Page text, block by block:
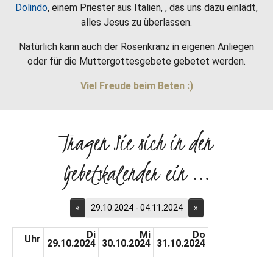
Dolindo, einem Priester aus Italien, , das uns dazu einlädt,
alles Jesus zu überlassen.
Natürlich kann auch der Rosenkranz in eigenen Anliegen
oder für die Muttergottesgebete gebetet werden.
Viel Freude beim Beten :)
Tragen Sie sich in den
Gebetskalender ein ...
« 29.10.2024 - 04.11.2024 »
Uhr Di
29.10.2024
Mi
30.10.2024
Do
31.10.2024